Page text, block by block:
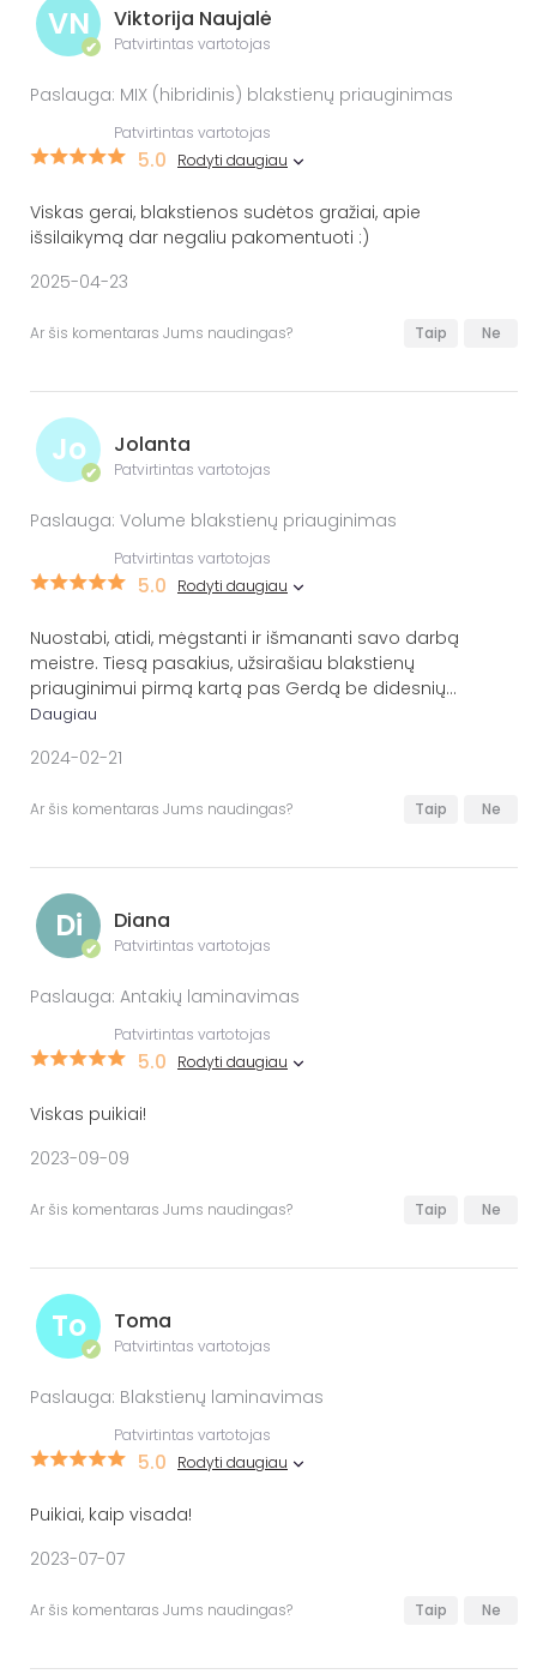
VN
✔
Viktorija Naujalė
Patvirtintas vartotojas
Paslauga: MIX (hibridinis) blakstienų priauginimas
Patvirtintas vartotojas
5.0 Rodyti daugiau
Viskas gerai, blakstienos sudėtos gražiai, apie
išsilaikymą dar negaliu pakomentuoti :)
2025-04-23
Ar šis komentaras Jums naudingas? Taip Ne
Jo
✔
Jolanta
Patvirtintas vartotojas
Paslauga: Volume blakstienų priauginimas
Patvirtintas vartotojas
5.0 Rodyti daugiau
Nuostabi, atidi, mėgstanti ir išmananti savo darbą
meistre. Tiesą pasakius, užsirašiau blakstienų
priauginimui pirmą kartą pas Gerdą be didesnių...
Daugiau
2024-02-21
Ar šis komentaras Jums naudingas? Taip Ne
Di
✔
Diana
Patvirtintas vartotojas
Paslauga: Antakių laminavimas
Patvirtintas vartotojas
5.0 Rodyti daugiau
Viskas puikiai!
2023-09-09
Ar šis komentaras Jums naudingas? Taip Ne
To
✔
Toma
Patvirtintas vartotojas
Paslauga: Blakstienų laminavimas
Patvirtintas vartotojas
5.0 Rodyti daugiau
Puikiai, kaip visada!
2023-07-07
Ar šis komentaras Jums naudingas? Taip Ne